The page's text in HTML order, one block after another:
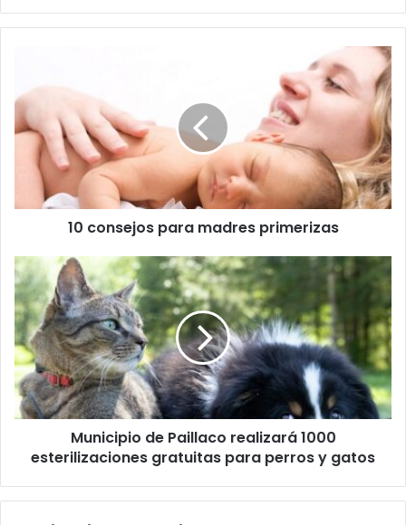
para
madres
primerizas
10 consejos para madres primerizas
Municipio
de
Paillaco
realizará
1000
esterilizaciones
gratuitas
para
perros
gatos
Municipio de Paillaco realizará 1000
esterilizaciones gratuitas para perros y gatos